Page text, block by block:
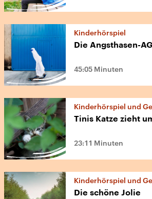
Kinderhörspiel
Die Angsthasen-AG
45:05 Minuten
Kinderhörspiel und
Tinis Katze zieht
23:11 Minuten
Kinderhörspiel und
Die schöne Jolie